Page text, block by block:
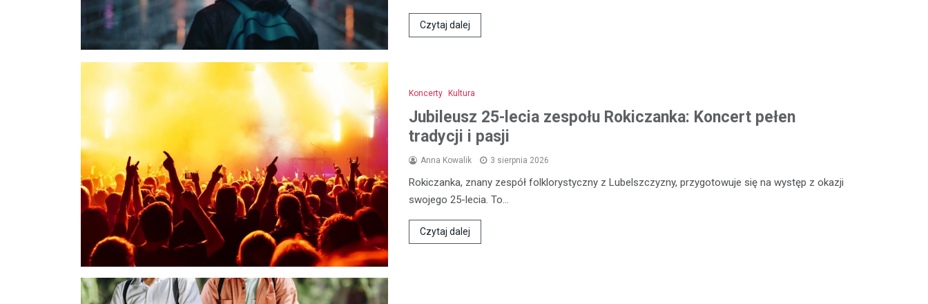
Czytaj dalej
Koncerty Kultura
Jubileusz 25-lecia zespołu Rokiczanka: Koncert pełen
tradycji i pasji
Anna Kowalik 3 sierpnia 2026
Rokiczanka, znany zespół folklorystyczny z Lubelszczyzny, przygotowuje się na występ z okazji
swojego 25-lecia. To…
Czytaj dalej